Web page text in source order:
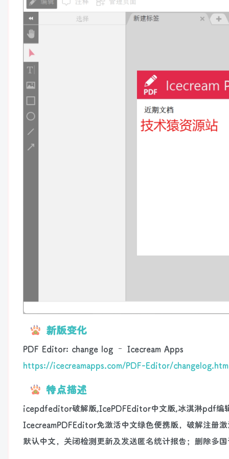
新版变化
PDF Editor: change log – Icecream Apps
https://icecreamapps.com/PDF-Editor/
特点描述
icepdfeditor破解版,IcePDFEditor中文版,冰淇淋pdf编
IcecreamPDFEditor免激活中文绿色便携版，破解注册
默认中文，关闭检测更新及发送匿名统计报告；删除多